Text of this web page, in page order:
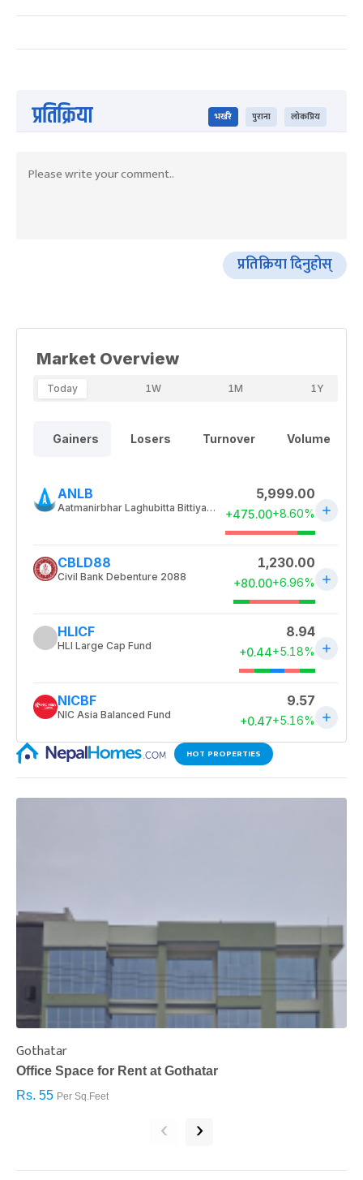
प्रतिक्रिया भर्खरै पुराना लोकप्रिय
प्रतिक्रिया दिनुहोस्
HOT PROPERTIES
Gothatar
Office Space for Rent at Gothatar
Rs. 55 Per Sq.Feet
‹ ›